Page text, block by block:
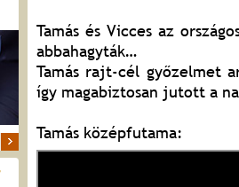
Tamás és Vicces az
abbahagyták…
Tamás rajt-cél győzelmet
így magabiztosan jutott a
Tamás középfutama: